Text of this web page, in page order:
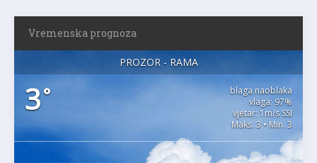
Vremenska prognoza
PROZOR - RAMA
3°
blaga naoblaka
vlaga: 97%
vjetar: 1m/s SSI
Maks. 3 • Min. 3